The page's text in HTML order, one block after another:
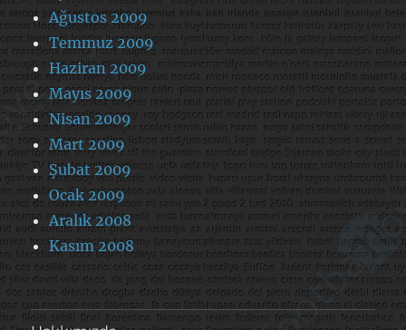
Ağustos 2009
Temmuz 2009
Haziran 2009
Mayıs 2009
Nisan 2009
Mart 2009
Şubat 2009
Ocak 2009
Aralık 2008
Kasım 2008